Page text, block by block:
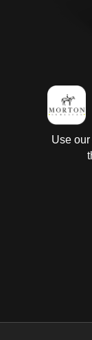
Use